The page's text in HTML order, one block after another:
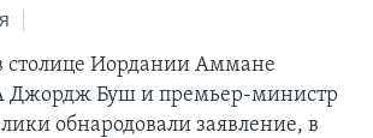
ИСТОРИЯ
ФЕЙКОВ
столице Иордании Аммане
Джордж Буш и премьер-министр
обнародовали заявление, в